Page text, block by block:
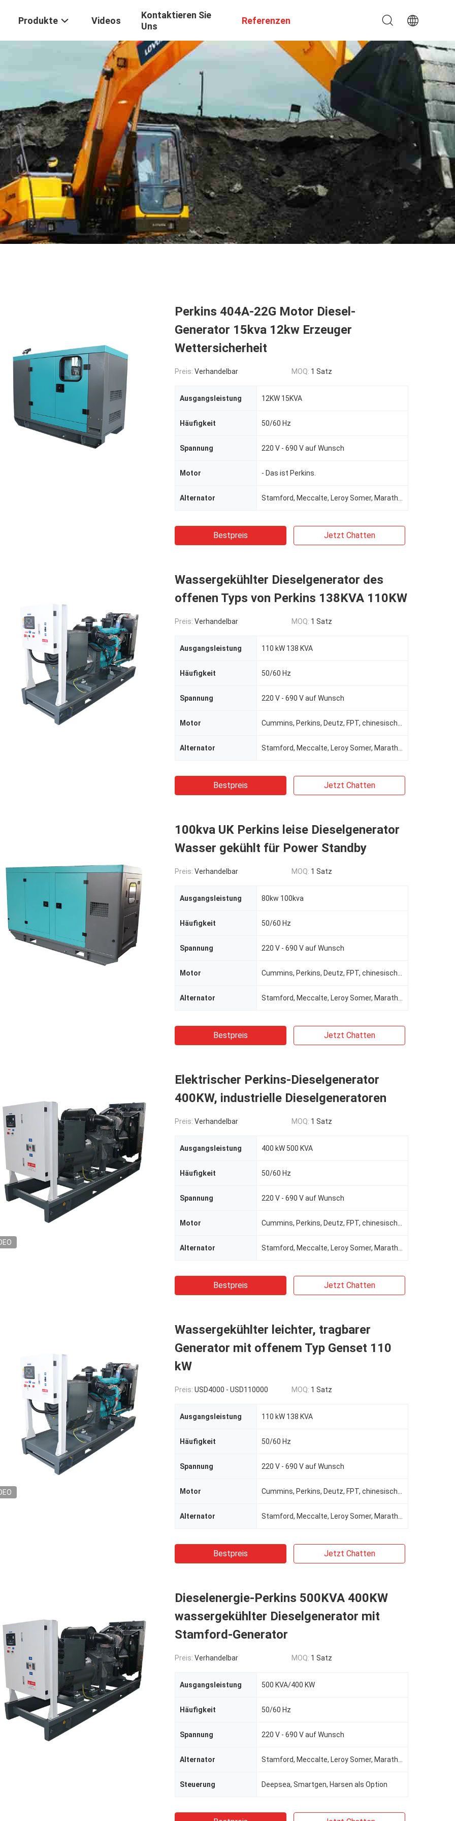
Produkte Videos
Kontaktieren Sie
Uns
Referenzen
Perkins 404A-22G Motor Diesel-
Generator 15kva 12kw Erzeuger
Wettersicherheit
Preis: Verhandelbar MOQ: 1 Satz
Ausgangsleistung 12KW 15KVA
Häufigkeit 50/60 Hz
Spannung 220 V - 690 V auf Wunsch
Motor - Das ist Perkins.
Alternator
Bestpreis Jetzt Chatten
Wassergekühlter Dieselgenerator des
offenen Typs von Perkins 138KVA 110KW
Preis: Verhandelbar MOQ: 1 Satz
Ausgangsleistung 110 kW 138 KVA
Häufigkeit 50/60 Hz
Spannung 220 V - 690 V auf Wunsch
Motor
Alternator
Bestpreis Jetzt Chatten
100kva UK Perkins leise Dieselgenerator
Wasser gekühlt für Power Standby
Preis: Verhandelbar MOQ: 1 Satz
Ausgangsleistung 80kw 100kva
Häufigkeit 50/60 Hz
Spannung 220 V - 690 V auf Wunsch
Motor
Alternator
Bestpreis Jetzt Chatten
Elektrischer Perkins-Dieselgenerator
400KW, industrielle Dieselgeneratoren
Preis: Verhandelbar MOQ: 1 Satz
Ausgangsleistung 400 kW 500 KVA
Häufigkeit 50/60 Hz
Spannung 220 V - 690 V auf Wunsch
Motor
Alternator
Bestpreis Jetzt Chatten
Wassergekühlter leichter, tragbarer
Generator mit offenem Typ Genset 110
kW
Preis: USD4000 - USD110000 MOQ: 1 Satz
Ausgangsleistung 110 kW 138 KVA
Häufigkeit 50/60 Hz
Spannung 220 V - 690 V auf Wunsch
Motor
Alternator
Bestpreis Jetzt Chatten
Dieselenergie-Perkins 500KVA 400KW
wassergekühlter Dieselgenerator mit
Stamford-Generator
Preis: Verhandelbar MOQ: 1 Satz
Ausgangsleistung 500 KVA/400 KW
Häufigkeit 50/60 Hz
Spannung 220 V - 690 V auf Wunsch
Alternator
Steuerung Deepsea, Smartgen, Harsen als Option